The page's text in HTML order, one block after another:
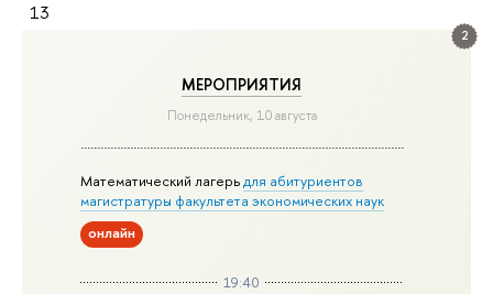
2
МЕРОПРИЯТИЯ
Понедельник, 10 августа
Математический лагерьдля абитуриентов
магистратуры факультета экономических наук
онлайн
19:40
13